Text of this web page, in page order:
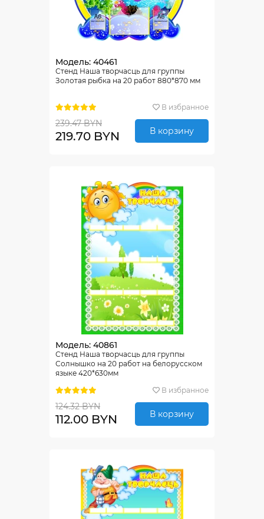
Модель: 40461
Стенд Наша творчасць для группы
Золотая рыбка на 20 работ 880*870 мм
В избранное
239.47 BYN
219.70 BYN В корзину
Модель: 40861
Стенд Наша творчасць для группы
Солнышко на 20 работ на белорусском
языке 420*630мм
В избранное
124.32 BYN
112.00 BYN В корзину